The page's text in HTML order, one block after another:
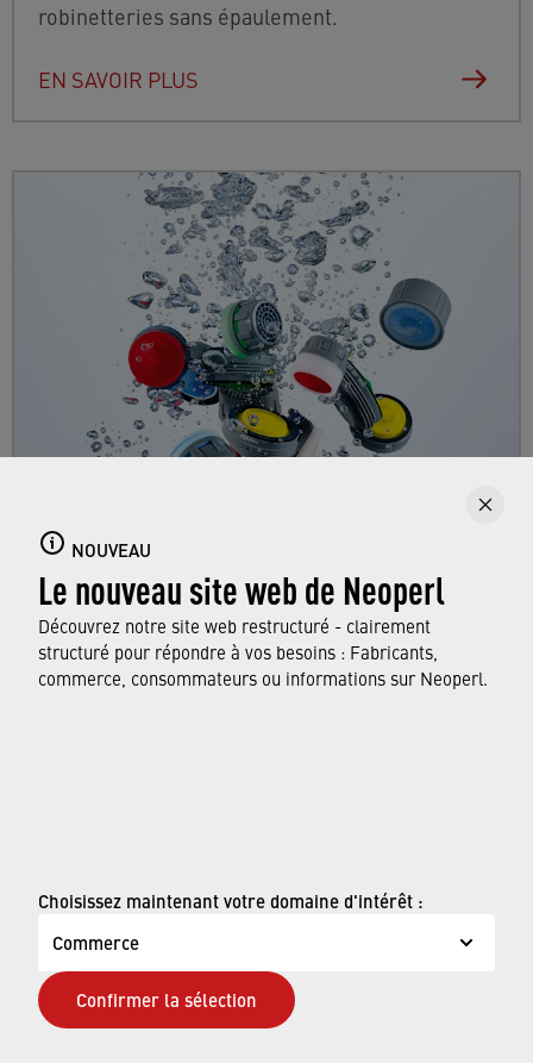
NOUVEAU
Le nouveau site web de Neoperl
Découvrez notre site web restructuré - clairement
structuré pour répondre à vos besoins : Fabricants,
commerce, consommateurs ou informations sur Neoperl.
Choisissez maintenant votre domaine d'intérêt :
Commerce
Confirmer la sélection
robinetteries sans épaulement.
EN SAVOIR PLUS
Plongez dans le monde varié des aérateurs de
Neoperl, utilisés quotidiennement dans tous
les ménages, et apprenez-en plus sur ses
fonctions.
Mentions légales
Page de confidentialité